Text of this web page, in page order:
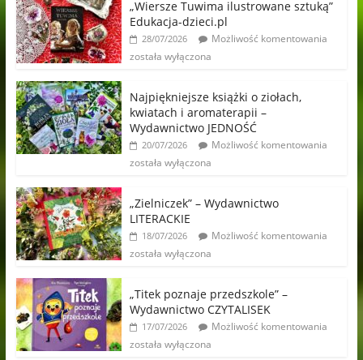
„Wiersze Tuwima ilustrowane sztuką”
Edukacja-dzieci.pl
28/07/2026
Możliwość komentowania
została wyłączona
Najpiękniejsze książki o ziołach,
kwiatach i aromaterapii –
Wydawnictwo JEDNOŚĆ
20/07/2026
Możliwość komentowania
została wyłączona
„Zielniczek” – Wydawnictwo
LITERACKIE
18/07/2026
Możliwość komentowania
została wyłączona
„Titek poznaje przedszkole” –
Wydawnictwo CZYTALISEK
17/07/2026
Możliwość komentowania
została wyłączona